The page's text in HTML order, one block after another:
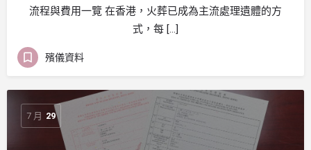
流程與費用一覽 在香港，火葬已成為主流處理遺體的方
式，每 […]
殯儀資料
7 月 29